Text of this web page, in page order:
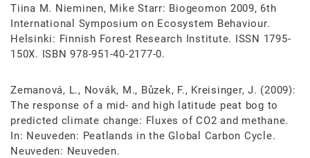
Tiina M. Nieminen, Mike Starr: Biogeomon 2009, 6th
International Symposium on Ecosystem Behaviour.
Helsinki: Finnish Forest Research Institute. ISSN 1795-
150X. ISBN 978-951-40-2177-0.
Zemanová, L., Novák, M., Bůzek, F., Kreisinger, J. (2009):
The response of a mid- and high latitude peat bog to
predicted climate change: Fluxes of CO2 and methane.
In: Neuveden: Peatlands in the Global Carbon Cycle.
Neuveden: Neuveden.